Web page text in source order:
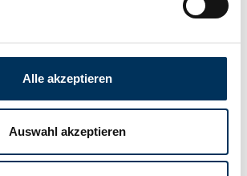
Alle akzeptieren
Auswahl akzeptieren